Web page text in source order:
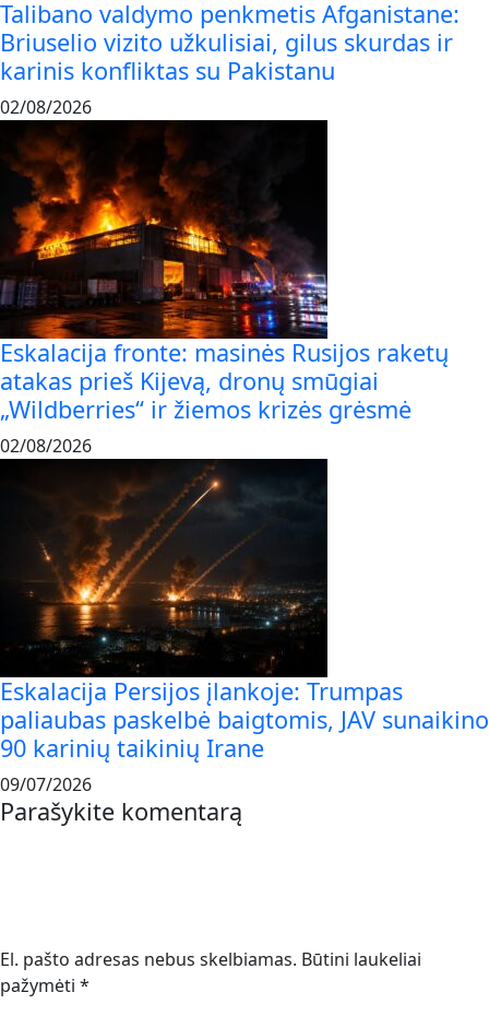
Talibano valdymo penkmetis Afganistane:
Briuselio vizito užkulisiai, gilus skurdas ir
karinis konfliktas su Pakistanu
02/08/2026
Eskalacija fronte: masinės Rusijos raketų
atakas prieš Kijevą, dronų smūgiai
„Wildberries“ ir žiemos krizės grėsmė
02/08/2026
Eskalacija Persijos įlankoje: Trumpas
paliaubas paskelbė baigtomis, JAV sunaikino
90 karinių taikinių Irane
09/07/2026
Parašykite komentarą
El. pašto adresas nebus skelbiamas. Būtini laukeliai
pažymėti *